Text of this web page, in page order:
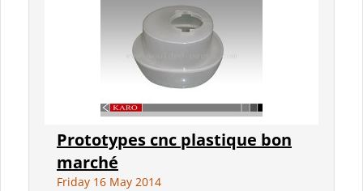
Prototypes cnc plastique bon
marché
Friday 16 May 2014